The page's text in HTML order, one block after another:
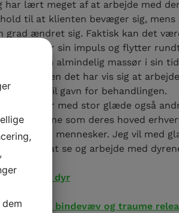
har lært meget af at arbejde med
til at klienten bevæger sig, mens
grad ændret sig. Faktisk kan det
følger sin impuls og flytter
jeg som almindelig massør i sin
Men det har vis sig at
netop til gavn for behandlingen.
underviser med stor glæde også
valgt dyrene som deres hoved
mig er det mennesker. Jeg vil med
måder at se og arbejde med
af dyr
workshop bindevæv og traume